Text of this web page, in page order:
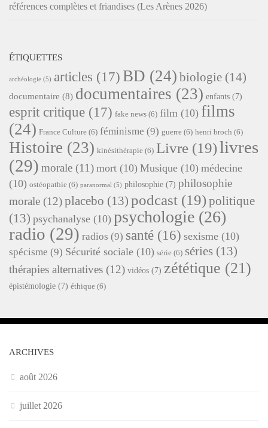
références complètes et friandises (Les Arènes 2026)
ÉTIQUETTES
archéologie (5) articles (17) BD (24) biologie (14)
documentaire (8) documentaires (23) enfants (7)
esprit critique (17) fake news (6) film (10) films
(24) France Culture (6) féminisme (9) guerre (6) henri broch (6)
Histoire (23) kinésithérapie (6) Livre (19)livres
(29) morale (11) mort (10) Musique (10) médecine
(10) ostéopathie (6) paranormal (5) philosophie (7) philosophie
morale (12)placebo (13) podcast (19)politique
(13) psychanalyse (10) psychologie (26)
radio (29) radios (9) santé (16) sexisme (10)
spécisme (9) Sécurité sociale (10) série (6) séries (13)
thérapies alternatives (12) vidéos (7) zététique (21)
épistémologie (7) éthique (6)
ARCHIVES
août 2026
juillet 2026